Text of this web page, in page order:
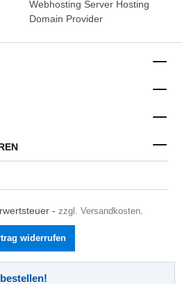
- zzgl. Versandkosten.
widerrufen